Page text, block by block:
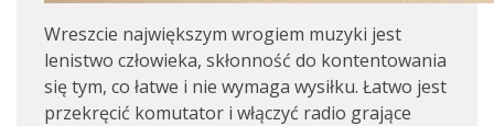
Wreszcie największym wrogiem muzyki jest
lenistwo człowieka, skłonność do kontentowania
się tym, co łatwe i nie wymaga wysiłku. Łatwo jest
przekręcić komutator i włączyć radio grające